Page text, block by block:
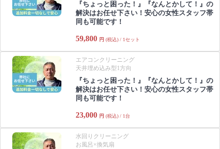
『ちょっと困った！』『なんとかして！』の
解決はお任せ下さい！安心の女性スタッフ帯
同も可能です！
59,800 円 (税込) / 1セット
エアコンクリーニング
天井埋め込み型1方向
『ちょっと困った！』『なんとかして！』の
解決はお任せ下さい！安心の女性スタッフ帯
同も可能です！
23,000 円 (税込) / 1台
水回りクリーニング
お風呂×換気扇